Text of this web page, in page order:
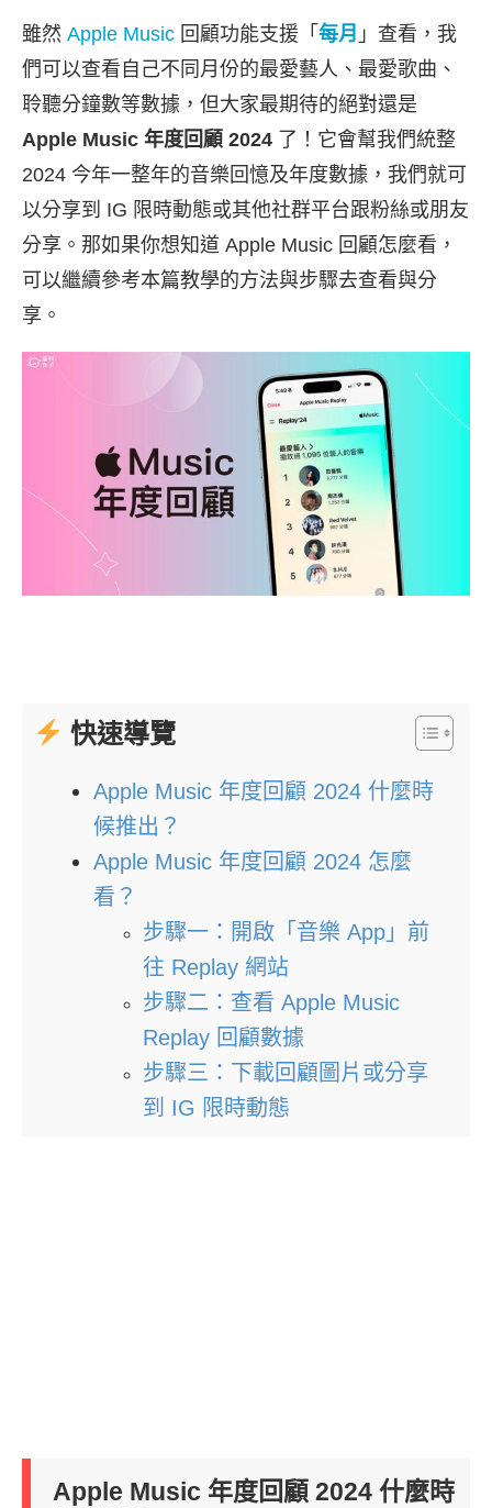
雖然 Apple Music 回顧功能支援「 每月 」查看，我
們可以查看自己不同月份的最愛藝人、最愛歌曲、
聆聽分鐘數等數據，但大家最期待的絕對還是
Apple Music 年度回顧 2024 了！它會幫我們統整
2024 今年一整年的音樂回憶及年度數據，我們就可
以分享到 IG 限時動態或其他社群平台跟粉絲或朋友
分享。那如果你想知道 Apple Music 回顧怎麼看，
可以繼續參考本篇教學的方法與步驟去查看與分
享。
快速導覽
Apple Music 年度回顧 2024 什麼時
候推出？
Apple Music 年度回顧 2024 怎麼
看？
步驟一：開啟「音樂 App」前
往 Replay 網站
步驟二：查看 Apple Music
Replay 回顧數據
步驟三：下載回顧圖片或分享
到 IG 限時動態
Apple Music 年度回顧 2024 什麼時